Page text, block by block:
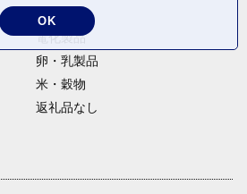
野菜
電化製品
卵・乳製品
米・穀物
返礼品なし
OK